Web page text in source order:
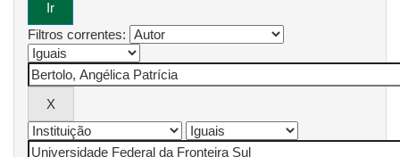
Filtros correntes: